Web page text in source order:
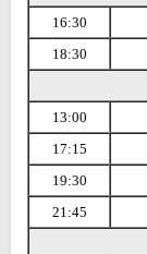
16:30
18:30
13:00
17:15
19:30
21:45